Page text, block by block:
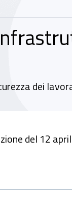
dei
del 12